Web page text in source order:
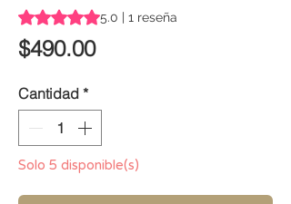
Según 1 reseña, la calificación es de 5.0
5.0 | 1 reseña
$490.00Precio
Cantidad *
Solo 5 disponible(s)